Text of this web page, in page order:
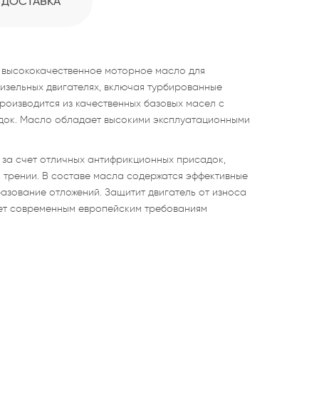
моторное масло для
двигателях, включая турбированные
из качественных базовых масел с
Масло обладает высокими эксплуатационными
счет отличных антифрикционных присадок,
В составе масла содержатся эффективные
отложений. Защитит двигатель от износа
современным европейским требованиям